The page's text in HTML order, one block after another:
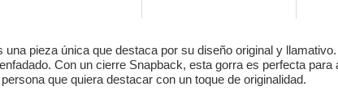
pieza única que destaca por su diseño original y
Con un cierre Snapback, esta gorra es perfecta para
que quiera destacar con un toque de originalidad.